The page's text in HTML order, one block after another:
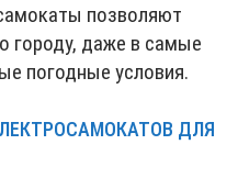
позволяют
городу, даже в самые
погодные условия.
ДЛЯ